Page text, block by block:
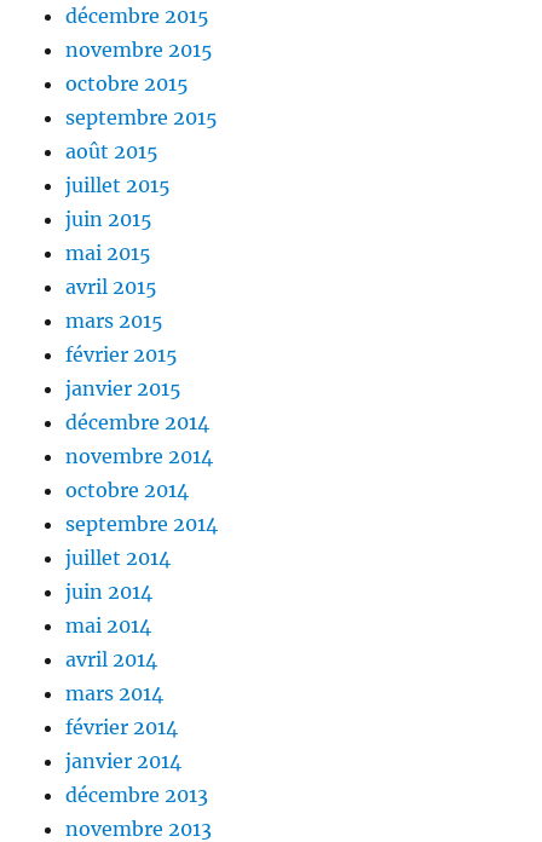
décembre 2015
novembre 2015
octobre 2015
septembre 2015
août 2015
juillet 2015
juin 2015
mai 2015
avril 2015
mars 2015
février 2015
janvier 2015
décembre 2014
novembre 2014
octobre 2014
septembre 2014
juillet 2014
juin 2014
mai 2014
avril 2014
mars 2014
février 2014
janvier 2014
décembre 2013
novembre 2013